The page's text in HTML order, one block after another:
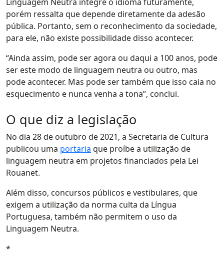
porém ressalta que depende diretamente da adesão
pública. Portanto, sem o reconhecimento da sociedade,
para ele, não existe possibilidade disso acontecer.
“Ainda assim, pode ser agora ou daqui a 100 anos, pode
ser este modo de linguagem neutra ou outro, mas
pode acontecer. Mas pode ser também que isso caia no
esquecimento e nunca venha a tona”, conclui.
O que diz a legislação
No dia 28 de outubro de 2021, a Secretaria de Cultura
publicou uma portaria que proíbe a utilização de
linguagem neutra em projetos financiados pela Lei
Rouanet.
Além disso, concursos públicos e vestibulares, que
exigem a utilização da norma culta da Língua
Portuguesa, também não permitem o uso da
Linguagem Neutra.
*